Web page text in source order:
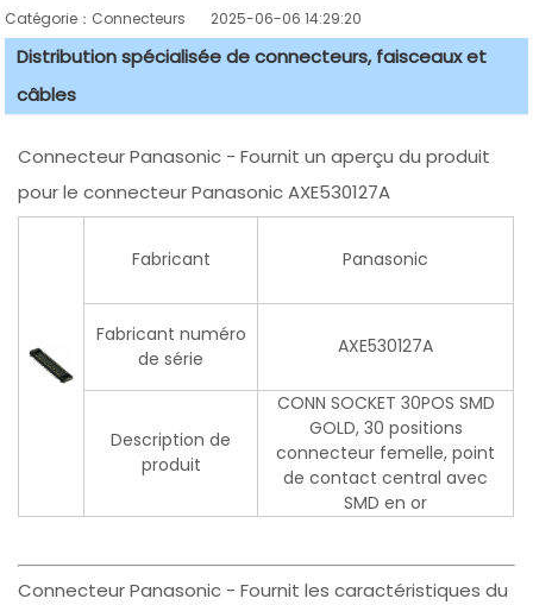
Catégorie：Connecteurs 2025-06-06 14:29:20
Distribution spécialisée de connecteurs, faisceaux et
câbles
Connecteur Panasonic - Fournit un aperçu du produit
pour le connecteur Panasonic AXE530127A
Fabricant Panasonic
Fabricant numéro
de série
AXE530127A
Description de
produit
CONN SOCKET 30POS SMD
GOLD, 30 positions
connecteur femelle, point
de contact central avec
SMD en or
Connecteur Panasonic - Fournit les caractéristiques du